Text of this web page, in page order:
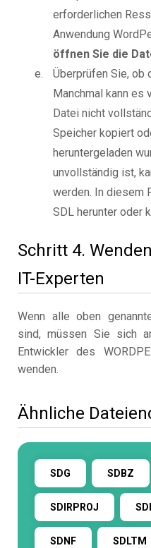
erforderlichen
Anwendung
öffnen Sie die
Überprüfen Sie,
Manchmal kann es
Datei nicht
Speicher kopiert
heruntergeladen
unvollständig ist,
werden. In diesem
SDL herunter oder
Schritt 4.
IT-Experten
Wenn alle oben
sind, müssen Sie sich
Entwickler des
wenden.
Ähnliche
SDG SDBZ
SDIRPROJ
SDNF SDLTM